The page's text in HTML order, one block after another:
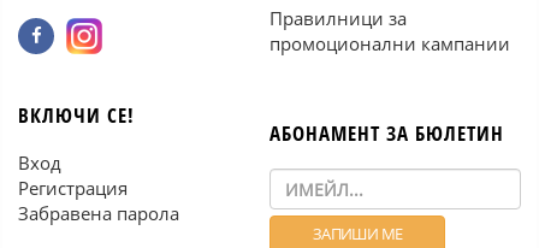
Правилници за
промоционални кампании
ВКЛЮЧИ СЕ!
Вход
Регистрация
Забравена парола
АБОНАМЕНТ ЗА БЮЛЕТИН